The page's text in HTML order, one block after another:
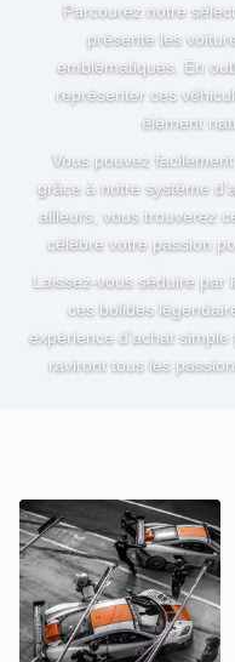
Parcourez notre
présente les
emblématiques. En
représenter ces
élément
Vous pouvez
grâce à notre système
ailleurs, vous trouverez
célèbre votre passion
Laissez-vous séduire par
ces bolides
expérience d’achat
raviront tous les